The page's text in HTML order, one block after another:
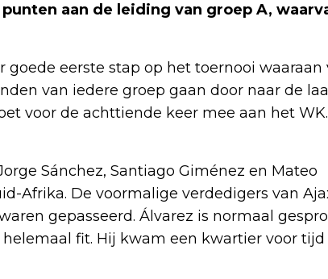
aan de leiding van groep A,
eerste stap op het toernooi waaraan
van iedere groep gaan door naar de
voor de achttiende keer mee aan het
Sánchez, Santiago Giménez en Mateo
Afrika. De voormalige verdedigers van
gepasseerd. Álvarez is normaal
fit. Hij kwam een kwartier voor tijd